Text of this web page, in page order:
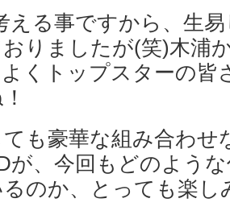
える事ですから、生
りましたが(笑)木浦
くトップスターの皆
も豪華な組み合わせ
が、今回もどのよう
るのか、とっても楽し